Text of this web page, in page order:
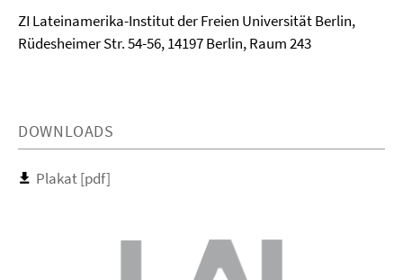
ZI Lateinamerika-Institut der Freien Universität Berlin,
Rüdesheimer Str. 54-56, 14197 Berlin, Raum 243
DOWNLOADS
Plakat [pdf]